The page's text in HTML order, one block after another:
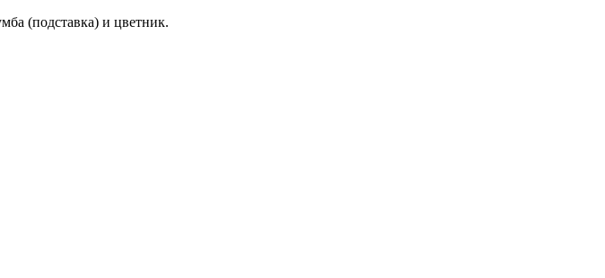
(подставка) и цветник.